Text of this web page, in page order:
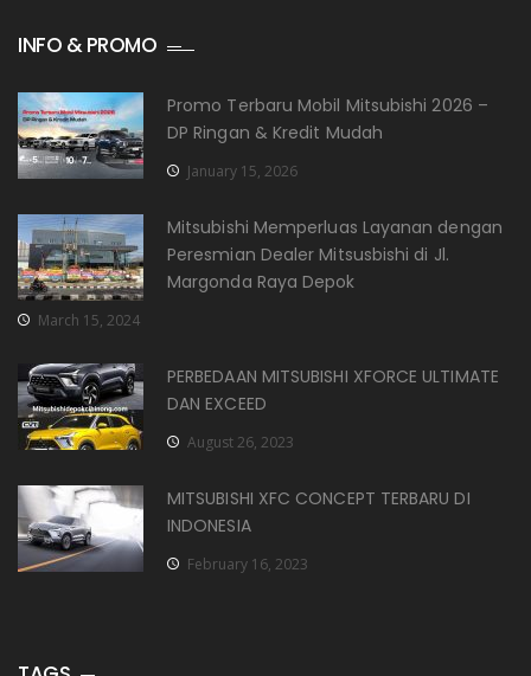
INFO & PROMO
Promo Terbaru Mobil Mitsubishi 2026 –
DP Ringan & Kredit Mudah
January 15, 2026
Mitsubishi Memperluas Layanan dengan
Peresmian Dealer Mitsusbishi di Jl.
Margonda Raya Depok
March 15, 2024
PERBEDAAN MITSUBISHI XFORCE ULTIMATE
DAN EXCEED
August 26, 2023
MITSUBISHI XFC CONCEPT TERBARU DI
INDONESIA
February 16, 2023